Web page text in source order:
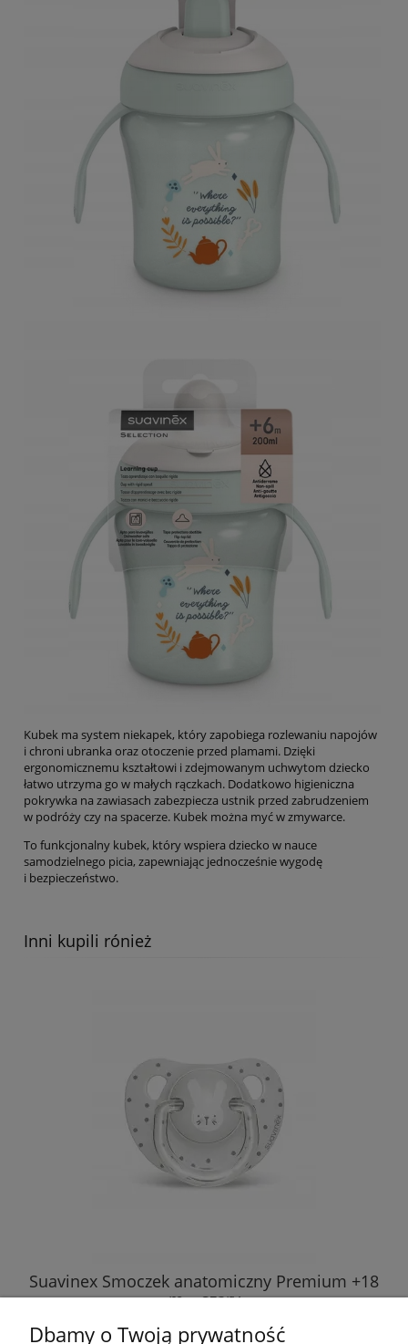
Kubek ma system niekapek, który zapobiega rozlewaniu napojów
i chroni ubranka oraz otoczenie przed plamami. Dzięki
ergonomicznemu kształtowi i zdejmowanym uchwytom dziecko
łatwo utrzyma go w małych rączkach. Dodatkowo higieniczna
pokrywka na zawiasach zabezpiecza ustnik przed zabrudzeniem
w podróży czy na spacerze. Kubek można myć w zmywarce.
To funkcjonalny kubek, który wspiera dziecko w nauce
samodzielnego picia, zapewniając jednocześnie wygodę
i bezpieczeństwo.
Inni kupili rónież
Suavinex Smoczek anatomiczny Premium +18
m – szary
Dbamy o Twoją prywatność